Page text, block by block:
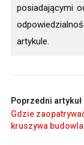
posiadającymi
artykule.
Poprzedni artykuł
Gdzie
kruszywa